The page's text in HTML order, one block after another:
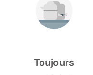
Toujours